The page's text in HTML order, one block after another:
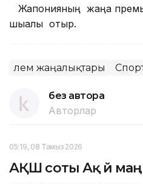
Жапонияның жаңа
шыққалы отыр.
Әлем жаңалықтары
без автора
Авторлар
05:19, 08 Тамыз 2026
АҚШ соты Ақ үй